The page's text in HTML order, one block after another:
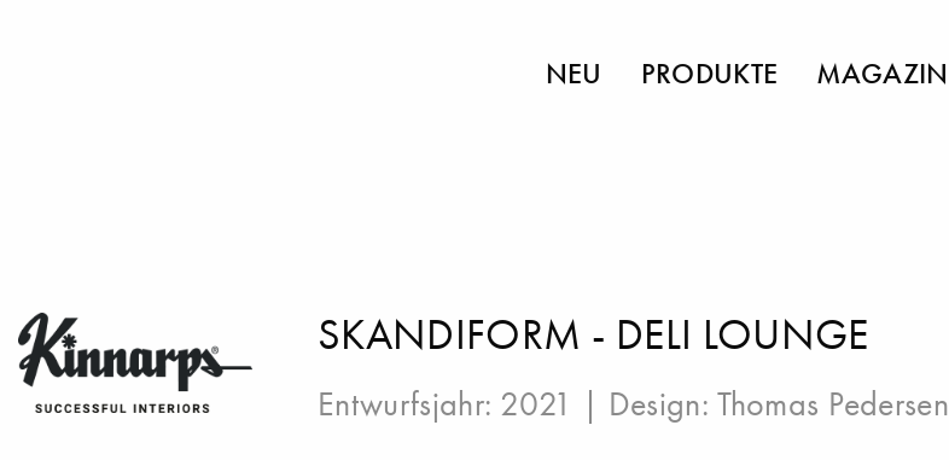
NEU PRODUKTE MAGAZIN
SKANDIFORM - DELI LOUNGE
Entwurfsjahr: 2021 | Design:Thomas Pedersen